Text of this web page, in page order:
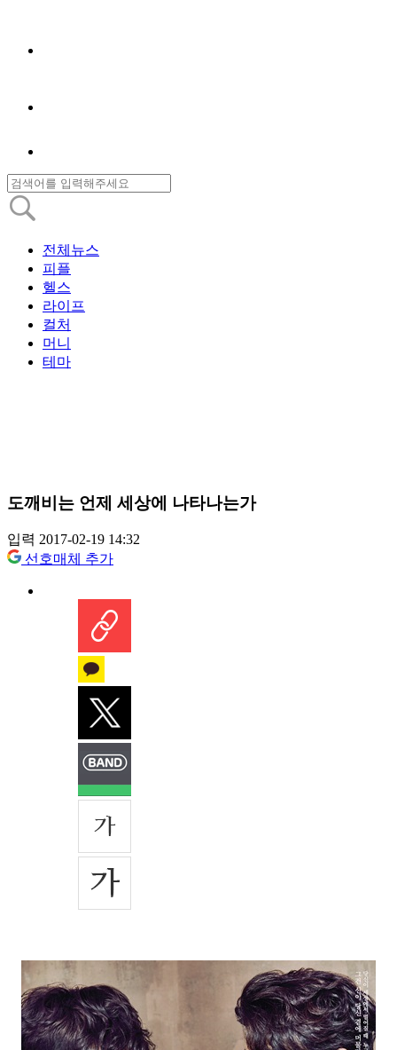
전체뉴스
피플
헬스
라이프
컬처
머니
테마
도깨비는 언제 세상에 나타나는가
입력 2017-02-19 14:32
선호매체 추가